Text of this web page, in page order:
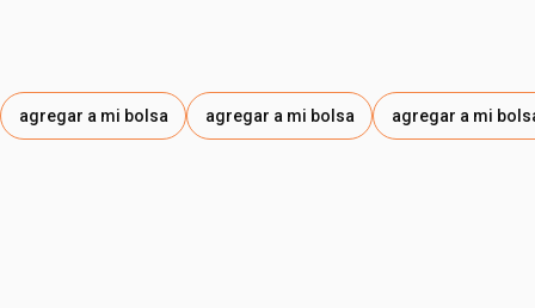
agregar a mi bolsa agregar a mi bolsa agregar a mi